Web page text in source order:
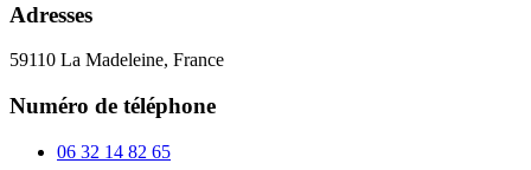
Adresses
59110 La Madeleine, France
Numéro de téléphone
06 32 14 82 65